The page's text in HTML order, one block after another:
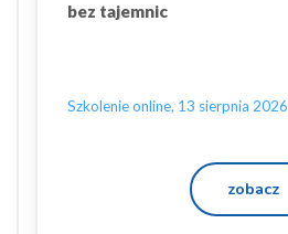
bez tajemnic
Szkolenie online, 13 sierpnia 2026
zobacz